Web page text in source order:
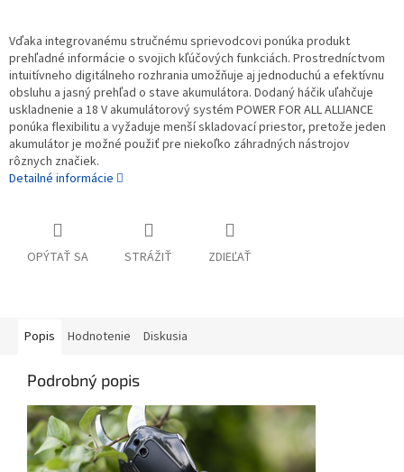
Vďaka integrovanému stručnému sprievodcovi ponúka produkt
prehľadné informácie o svojich kľúčových funkciách. Prostredníctvom
intuitívneho digitálneho rozhrania umožňuje aj jednoduchú a efektívnu
obsluhu a jasný prehľad o stave akumulátora. Dodaný háčik uľahčuje
uskladnenie a 18 V akumulátorový systém POWER FOR ALL ALLIANCE
ponúka flexibilitu a vyžaduje menší skladovací priestor, pretože jeden
akumulátor je možné použiť pre niekoľko záhradných nástrojov
rôznych značiek.​
Detailné informácie
OPÝTAŤ SA STRÁŽIŤ ZDIEĽAŤ
Popis Hodnotenie Diskusia
Podrobný popis